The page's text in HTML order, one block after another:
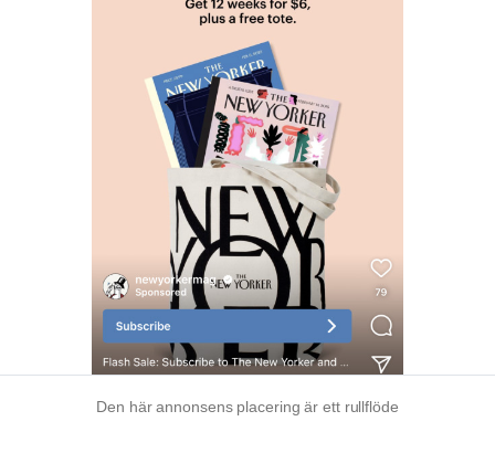
Den här annonsens placering är ett rullflöde